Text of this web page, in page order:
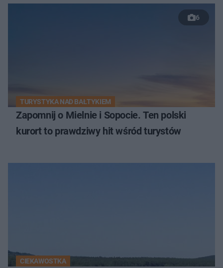
6
TURYSTYKA NAD BAŁTYKIEM
Zapomnij o Mielnie i Sopocie. Ten polski
kurort to prawdziwy hit wśród turystów
CIEKAWOSTKA